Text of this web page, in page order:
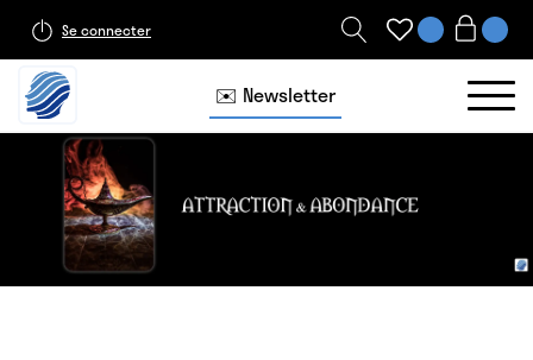
Se connecter
✉️ Newsletter